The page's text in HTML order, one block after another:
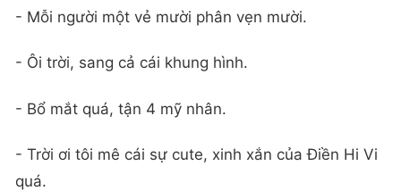
- Mỗi người một vẻ mười phân vẹn mười.
- Ôi trời, sang cả cái khung hình.
- Bổ mắt quá, tận 4 mỹ nhân.
- Trời ơi tôi mê cái sự cute, xinh xắn của Điền Hi Vi
quá.